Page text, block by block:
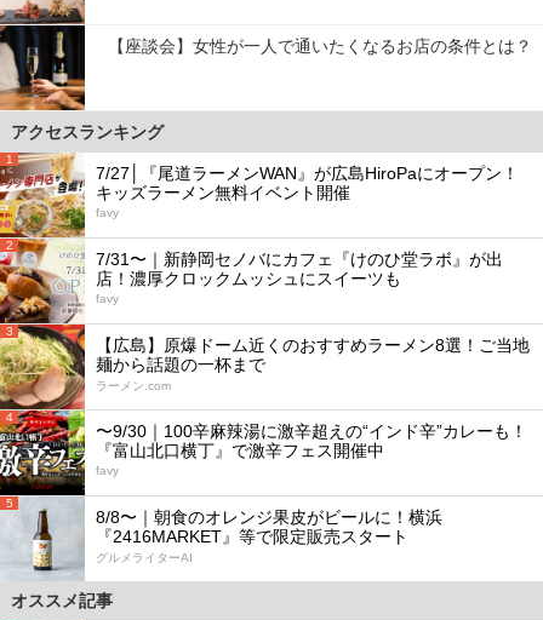
【座談会】女性が一人で通いたくなるお店の条件とは？
アクセスランキング
1
7/27│『尾道ラーメンWAN』が広島HiroPaにオープン！
キッズラーメン無料イベント開催
favy
2
7/31〜｜新静岡セノバにカフェ『けのひ堂ラボ』が出
店！濃厚クロックムッシュにスイーツも
favy
3
【広島】原爆ドーム近くのおすすめラーメン8選！ご当地
麺から話題の一杯まで
ラーメン.com
4
〜9/30｜100辛麻辣湯に激辛超えの“インド辛”カレーも！
『富山北口横丁』で激辛フェス開催中
favy
5
8/8〜｜朝食のオレンジ果皮がビールに！横浜
『2416MARKET』等で限定販売スタート
グルメライターAI
オススメ記事